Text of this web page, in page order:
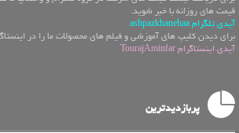
قیمت های روزانه با خبر شوید.
آیدی تلگرام ashpazkhanehaa
برای دیدن کلیپ های آموزشی و فیلم های محصولات ما را در
آیدی اینستاگرام TourajAminfar
پربازدیدترین